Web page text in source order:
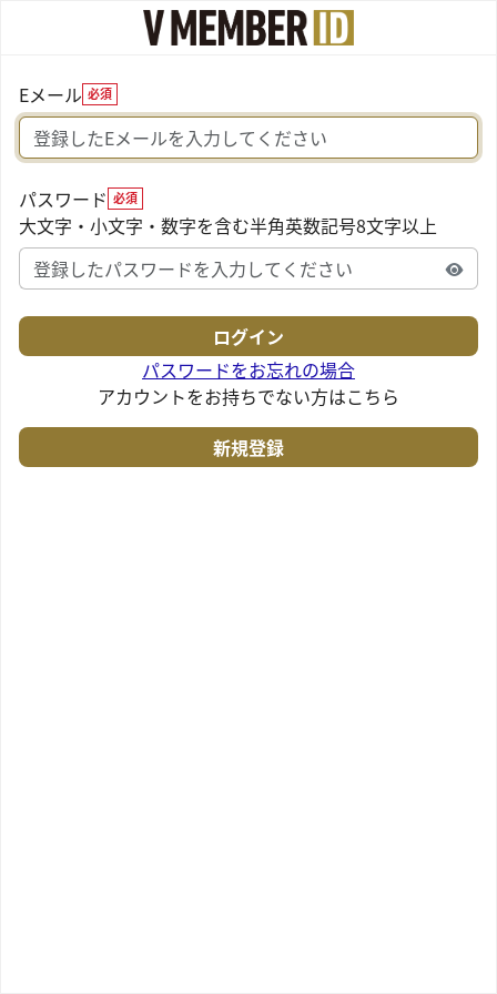
Eメール 必須
パスワード 必須
大文字・小文字・数字を含む半角英数記号8文字以上
パスワードをお忘れの場合
アカウントをお持ちでない方はこちら
新規登録